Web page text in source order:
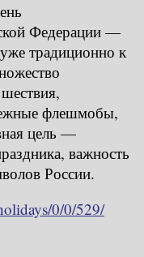
Федерации —
традиционно к
флешмобы,
цель —
важность
России.
0/0/529/